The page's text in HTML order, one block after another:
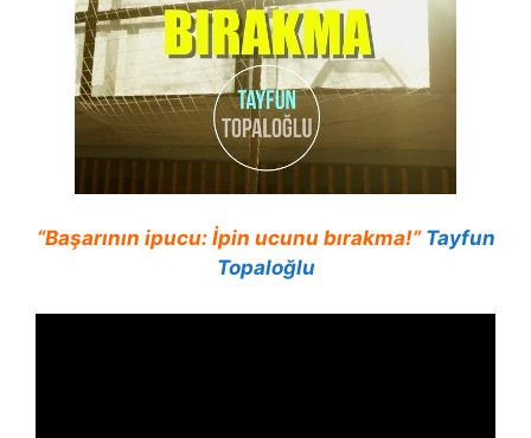
“Başarının ipucu: İpin ucunu bırakma!” Tayfun
Topaloğlu